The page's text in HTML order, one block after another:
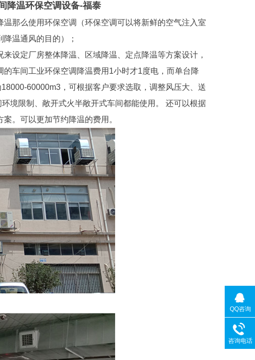
降温环保空调设备-福泰
那么使用环保空调（环保空调可以将新鲜的空气注入室
温通风的目的）；
设定厂房整体降温、区域降温、定点降温等方案设计，
车间工业环保空调降温费用1小时才1度电，而单台降
60000m3，可根据客户要求选取，调整风压大、送
境限制、敞开式火半敞开式车间都能使用。 还可以根据
。可以更加节约降温的费用。
QQ咨询
咨询电话